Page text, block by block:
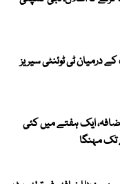
کے درمیان ٹی ٹوئنٹی سیریز
ایک ہفتے میں کئی